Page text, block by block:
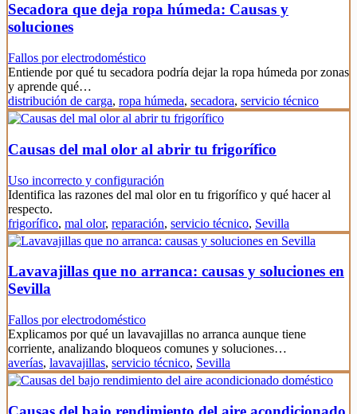
Secadora que deja ropa húmeda: Causas y
soluciones
Fallos por electrodoméstico
Entiende por qué tu secadora podría dejar la ropa húmeda por zonas
y aprende qué…
distribución de carga, ropa húmeda, secadora, servicio técnico
Causas del mal olor al abrir tu frigorífico
Uso incorrecto y configuración
Identifica las razones del mal olor en tu frigorífico y qué hacer al
respecto.
frigorífico, mal olor, reparación, servicio técnico, Sevilla
Lavavajillas que no arranca: causas y soluciones en
Sevilla
Fallos por electrodoméstico
Explicamos por qué un lavavajillas no arranca aunque tiene
corriente, analizando bloqueos comunes y soluciones…
averías, lavavajillas, servicio técnico, Sevilla